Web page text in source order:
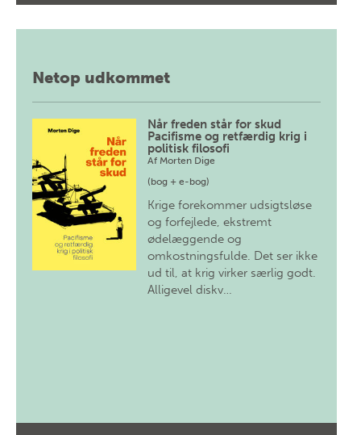
Netop udkommet
Når freden står for skud
Pacifisme og retfærdig krig i
politisk filosofi
Af Morten Dige
(bog + e-bog)
Krige forekommer udsigtsløse
og forfejlede, ekstremt
ødelæggende og
omkostningsfulde. Det ser ikke
ud til, at krig virker særlig godt.
Alligevel diskv…